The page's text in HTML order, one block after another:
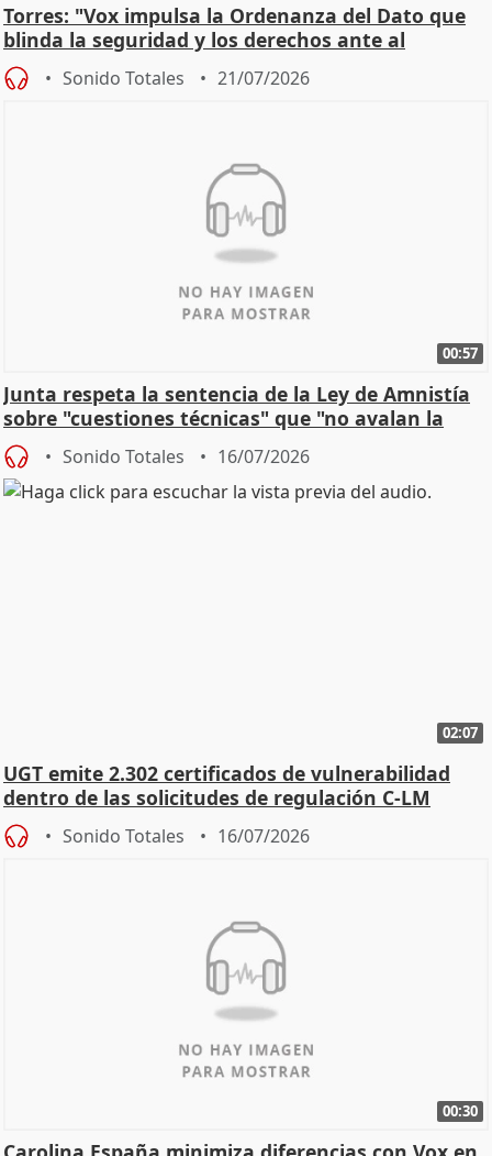
Torres: "Vox impulsa la Ordenanza del Dato que
blinda la seguridad y los derechos ante al
control"
Sonido Totales 21/07/2026
00:57
Junta respeta la sentencia de la Ley de Amnistía
sobre "cuestiones técnicas" que "no avalan la
const
Sonido Totales 16/07/2026
02:07
UGT emite 2.302 certificados de vulnerabilidad
dentro de las solicitudes de regulación C-LM
Sonido Totales 16/07/2026
00:30